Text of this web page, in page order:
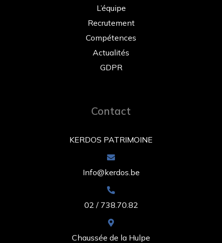
L’équipe
Recrutement
Compétences
Actualités
GDPR
Contact
KERDOS PATRIMOINE
Info@kerdos.be
02 / 738.70.82
Chaussée de la Hulpe